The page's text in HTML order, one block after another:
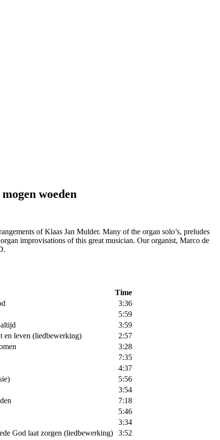
woeden
of Klaas Jan Mulder. Many of the organ solo’s, preludes
improvisations of this great musician. Our organist, Marco de
Time
3:36
5:59
3:59
en leven (liedbewerking)
2:57
3:28
7:35
4:37
5:56
3:54
7:18
5:46
3:34
God laat zorgen (liedbewerking)
3:52